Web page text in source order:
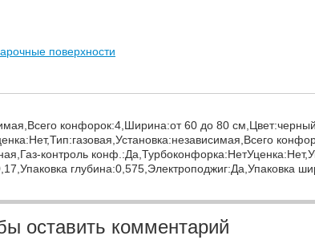
поверхности
конфорок:4,Ширина:от 60 до 80
контроль
глубина:0,575,Электроподжиг:Да,Упаковка
оставить комментарий